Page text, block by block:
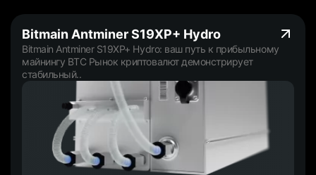
Bitmain Antminer S19XP+ Hydro
Bitmain Antminer S19XP+ Hydro: ваш путь к прибыльному
майнингу BTC Рынок криптовалют демонстрирует
стабильный..